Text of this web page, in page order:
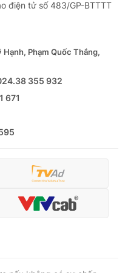
video
Thể thao
điện tử số 483/GP-BTTTT
Phạm Quốc Thắng,
355 932
671